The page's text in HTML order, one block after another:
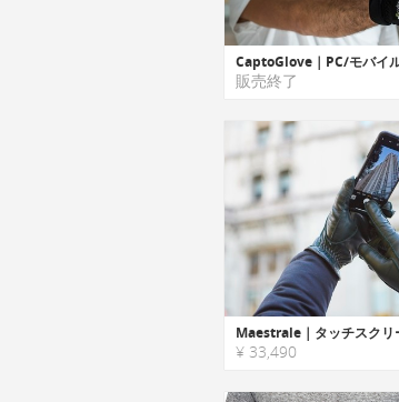
販売終了
¥ 33,490